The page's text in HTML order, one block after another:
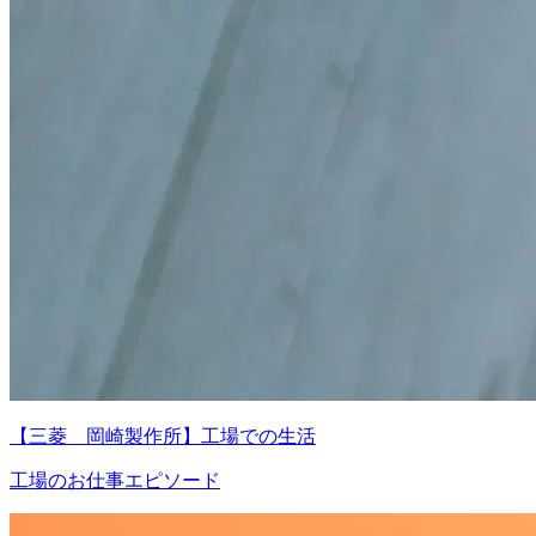
【三菱 岡崎製作所】工場での生活
工場のお仕事エピソード